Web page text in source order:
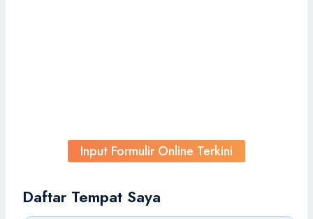
Input Formulir Online Terkini
Daftar Tempat Saya